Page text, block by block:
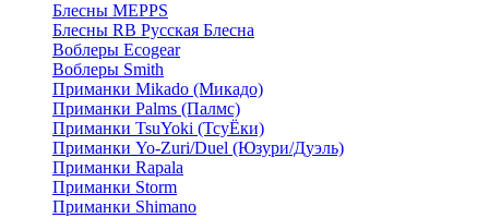
Блесны MEPPS
Блесны RB Русская Блесна
Воблеры Ecogear
Воблеры Smith
Приманки Mikado (Микадо)
Приманки Palms (Палмс)
Приманки TsuYoki (ТсуЁки)
Приманки Yo-Zuri/Duel (Юзури/Дуэль)
Приманки Rapala
Приманки Storm
Приманки Shimano